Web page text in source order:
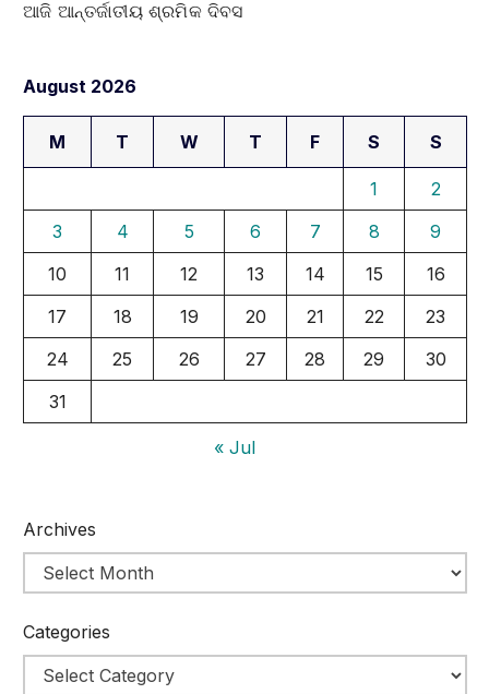
ଆଜି ଆନ୍ତର୍ଜାତୀୟ ଶ୍ରମିକ ଦିବସ
August 2026
M T W T F S S
1
2
3
4 5 6 7 8
9
10
11 12 13 14 15
16
17
18 19 20 21 22
23
24
25 26 27 28 29
30
31
« Jul
Archives
Categories